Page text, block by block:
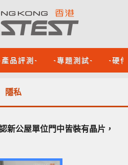
品評測- -專題測試- -硬
隱私
新公屋單位門中皆裝有晶片，